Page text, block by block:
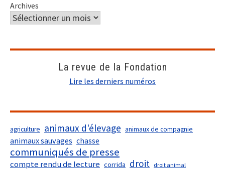
Archives
La revue de la Fondation
Lire les derniers numéros
agriculture animaux d'élevage animaux de compagnie
animaux sauvages chasse
communiqués de presse
compte rendu de lecture corrida droit droit animal